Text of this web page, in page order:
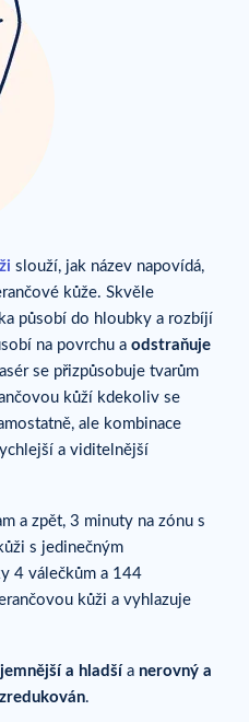
slouží, jak název napovídá,
kůže. Skvěle
působí do hloubky a rozbíjí
na povrchu a odstraňuje
se přizpůsobuje tvarům
kůží kdekoliv se
ale kombinace
a viditelnější
a zpět, 3 minuty na zónu s
s jedinečným
4 válečkům a 144
kůži a vyhlazuje
a hladší a nerovný a
.